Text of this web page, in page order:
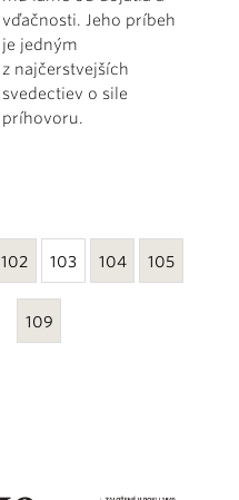
vďačnosti. Jeho príbeh
je jedným
z najčerstvejších
svedectiev o sile
príhovoru.
102 103 104 105
109